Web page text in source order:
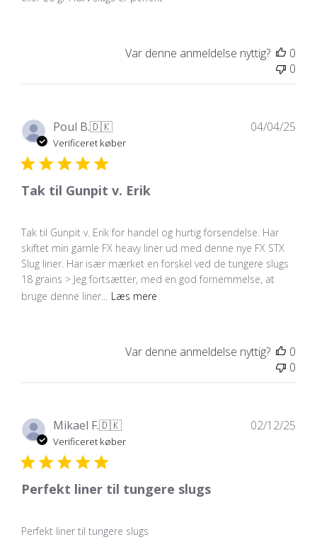
Var denne anmeldelse nyttig?
0
0
Poul B.🇩🇰
Verificeret køber
Tak til Gunpit v. Erik
Tak til Gunpit v. Erik for handel og hurtig forsendelse. Har
skiftet min gamle FX heavy liner ud med denne nye FX STX
Slug liner. Har især mærket en forskel ved de tungere slugs
18 grains > Jeg fortsætter, med en god fornemmelse, at
bruge denne liner... Læs mere
04/04/25
Var denne anmeldelse nyttig?
0
0
Mikael F.🇩🇰
Verificeret køber
Perfekt liner til tungere slugs
Perfekt liner til tungere slugs
02/12/25